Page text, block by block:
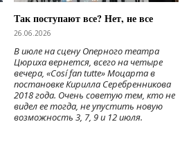
Так поступают все? Нет, не все
26.06.2026
В июле на сцену Оперного театра
Цюриха вернется, всего на четыре
вечера, «Cosí fan tutte» Моцарта в
постановке Кирилла Серебренникова
2018 года. Очень советую тем, кто не
видел ее тогда, не упустить новую
возможность 3, 7, 9 и 12 июля.